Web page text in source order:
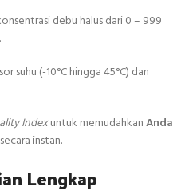
debu halus dari 0 – 999
suhu (-10°C hingga 45°C) dan
Indexuntuk memudahkanAnda
instan.
Lengkap